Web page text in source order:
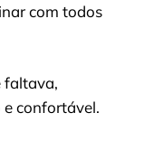
com todos
faltava,
confortável.